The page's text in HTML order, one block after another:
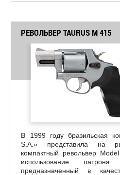
РЕВОЛЬВЕР TAURUS M 415
В 1999 году бразильская
S.A.» представила на
компактный револьвер
использование
предназначенный в